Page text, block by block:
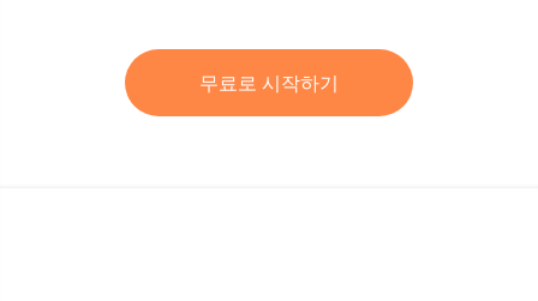
무료로 시작하기